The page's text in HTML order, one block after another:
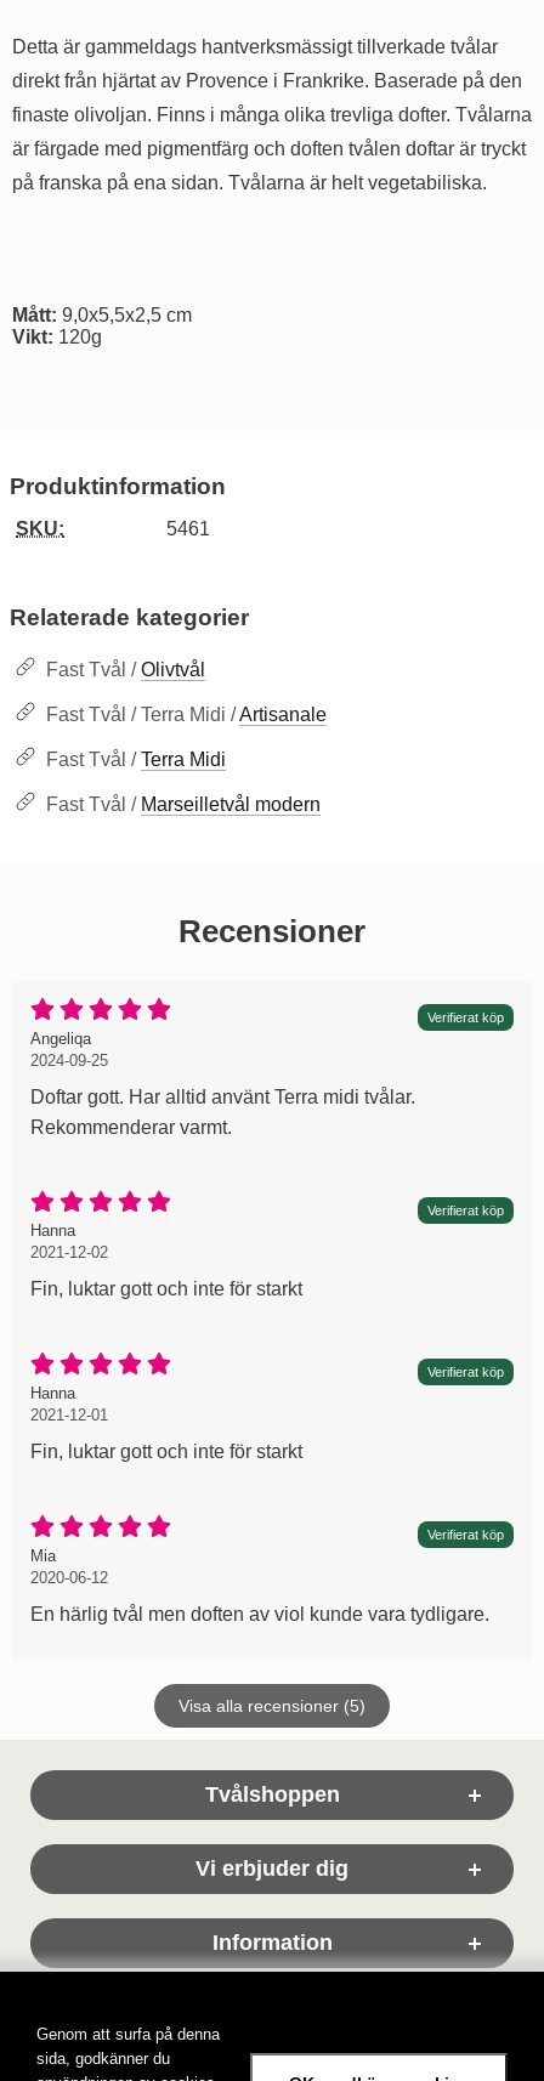
Genom att surfa på denna
sida, godkänner du
Detta är gammeldags hantverksmässigt tillverkade tvålar
direkt från hjärtat av Provence i Frankrike. Baserade på den
finaste olivoljan. Finns i många olika trevliga dofter. Tvålarna
är färgade med pigmentfärg och doften tvålen doftar är tryckt
på franska på ena sidan. Tvålarna är helt vegetabiliska.
Mått: 9,0x5,5x2,5 cm
Vikt: 120g
Produktinformation
SKU: 5461
Relaterade kategorier
Fast Tvål /Olivtvål
Fast Tvål / Terra Midi /Artisanale
Fast Tvål /Terra Midi
Fast Tvål / Marseilletvål modern
Recensioner
Betyg: 5 Stjärnor av 5 Verifierat köp
Recension av:
Angeliqa, 2024-09-25
, 2024-09-25
2024-09-25
Doftar gott. Har alltid använt Terra midi tvålar.
Rekommenderar varmt.
Betyg: 5 Stjärnor av 5 Verifierat köp
Recension av:
Hanna, 2021-12-02
, 2021-12-02
2021-12-02
Fin, luktar gott och inte för starkt
Betyg: 5 Stjärnor av 5 Verifierat köp
Recension av:
Hanna, 2021-12-01
, 2021-12-01
2021-12-01
Fin, luktar gott och inte för starkt
Betyg: 5 Stjärnor av 5 Verifierat köp
Recension av:
Mia, 2020-06-12
, 2020-06-12
2020-06-12
En härlig tvål men doften av viol kunde vara tydligare.
Visa alla recensioner (5)
Sidfot Blandad info och länkar
Tvålshoppen
Vi erbjuder dig
Information